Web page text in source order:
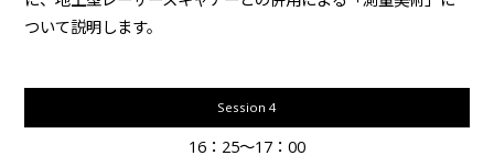
ついて説明します。
Session 4
16：25～17：00